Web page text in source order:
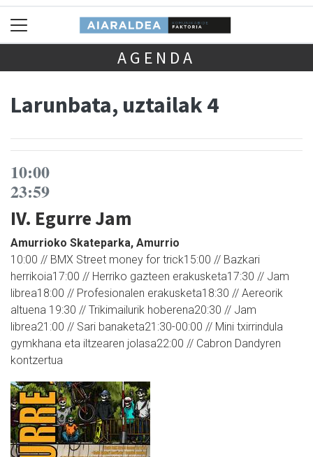
AGENDA
Larunbata, uztailak 4
10:00
23:59
IV. Egurre Jam
Amurrioko Skateparka, Amurrio
10:00 // BMX Street money for trick15:00 // Bazkari
herrikoia17:00 // Herriko gazteen erakusketa17:30 // Jam
librea18:00 // Profesionalen erakusketa18:30 // Aereorik
altuena 19:30 // Trikimailurik hoberena20:30 // Jam
librea21:00 // Sari banaketa21:30-00:00 // Mini txirrindula
gymkhana eta iltzearen jolasa22:00 // Cabron Dandyren
kontzertua